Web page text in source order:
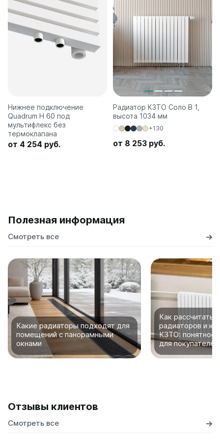
Нижнее подключение
Quadrum H 60 под
мультифлекс без
термоклапана
от 4 254 руб.
Радиатор КЗТО Соло В 1,
высота 1034 мм
+130
от 8 253 руб.
Полезная информация
Смотреть все
Какие радиаторы подходят для
помещений с панорамными
окнами
Как рассчитать
радиаторов и
КЗТО: понятное
для покупателей
Отзывы клиентов
Смотреть все